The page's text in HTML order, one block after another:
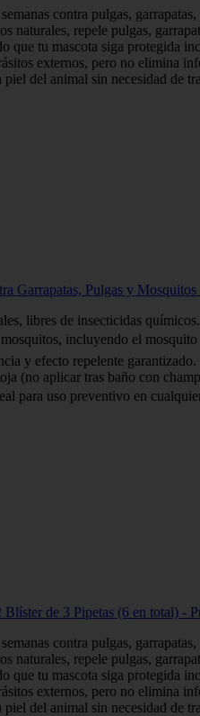
contra pulgas,
naturales, repele pulgas,
que tu mascota siga protegida
externos, pero no elimina
del animal sin necesidad de
Garrapatas, Pulgas y
libres de insecticidas
incluyendo el
y efecto repelente garantizado.
(no aplicar tras baño con
para uso preventivo en
de 3 Pipetas (6 en total) -
contra pulgas,
naturales, repele pulgas,
que tu mascota siga protegida
externos, pero no elimina
del animal sin necesidad de